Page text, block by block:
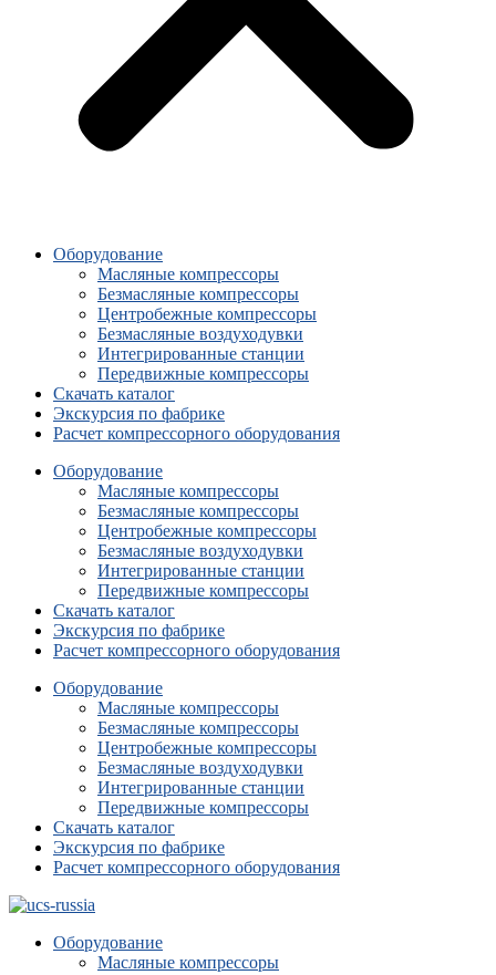
Оборудование
Масляные компрессоры
Безмасляные компрессоры
Центробежные компрессоры
Безмасляные воздуходувки
Интегрированные станции
Передвижные компрессоры
Скачать каталог
Экскурсия по фабрике
Расчет компрессорного оборудования
Оборудование
Масляные компрессоры
Безмасляные компрессоры
Центробежные компрессоры
Безмасляные воздуходувки
Интегрированные станции
Передвижные компрессоры
Скачать каталог
Экскурсия по фабрике
Расчет компрессорного оборудования
Оборудование
Масляные компрессоры
Безмасляные компрессоры
Центробежные компрессоры
Безмасляные воздуходувки
Интегрированные станции
Передвижные компрессоры
Скачать каталог
Экскурсия по фабрике
Расчет компрессорного оборудования
Оборудование
Масляные компрессоры